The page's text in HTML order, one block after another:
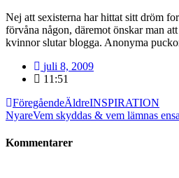
Nej att sexisterna har hittat sitt dröm
förvåna någon, däremot önskar man
kvinnor slutar blogga. Anonyma
juli 8, 2009
11:51
FöregåendeÄldreINSPIRATION
NyareVem skyddas & vem lämnas
Kommentarer